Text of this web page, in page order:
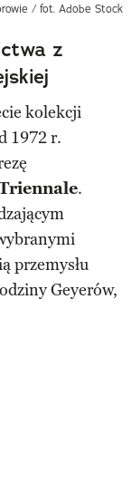
/ fot. Adobe Stock
z
kolekcji
1972 r.
.
przemysłu
Geyerów,